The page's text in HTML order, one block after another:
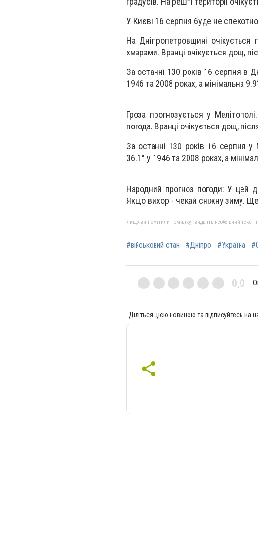
У Києві 16 серпня буде не
На Дніпропетровщині
хмарами. Вранці очікується дощ,
За останні 130 років 16 серпня в
1946 та 2008 роках, а мінімальна
Гроза прогнозується у
погода. Вранці очікується дощ,
За останні 130 років 16 серпня у
36.1° у 1946 та 2008 роках, а
Народний прогноз погоди: У цей
Якщо вихор - чекай сніжну зиму.
Якщо ви помітили помилку, виділіть необхідний текст
#військовий стан #Дніпро #Україна
0,0
Діліться цією новиною та підписуйтесь на